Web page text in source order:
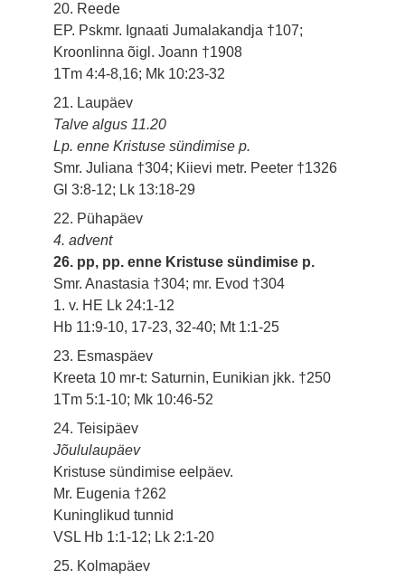
20. Reede
EP. Pskmr. Ignaati Jumalakandja †107;
Kroonlinna õigl. Joann †1908
1Tm 4:4-8,16; Mk 10:23-32
21. Laupäev
Talve algus 11.20
Lp. enne Kristuse sündimise p.
Smr. Juliana †304; Kiievi metr. Peeter †1326
Gl 3:8-12; Lk 13:18-29
22. Pühapäev
4. advent
26. pp, pp. enne Kristuse sündimise p.
Smr. Anastasia †304; mr. Evod †304
1. v. HE Lk 24:1-12
Hb 11:9-10, 17-23, 32-40; Mt 1:1-25
23. Esmaspäev
Kreeta 10 mr-t: Saturnin, Eunikian jkk. †250
1Tm 5:1-10; Mk 10:46-52
24. Teisipäev
Jõululaupäev
Kristuse sündimise eelpäev.
Mr. Eugenia †262
Kuninglikud tunnid
VSL Hb 1:1-12; Lk 2:1-20
25. Kolmapäev